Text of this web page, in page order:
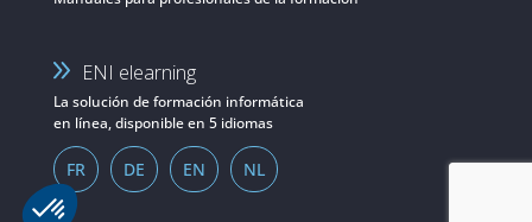
ENI elearning
La solución de formación informática
en línea, disponible en 5 idiomas
FR DE EN NL